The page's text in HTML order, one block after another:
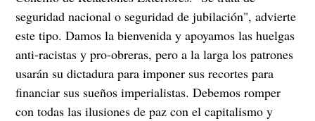
seguridad nacional o seguridad de jubilación", advierte
este tipo. Damos la bienvenida y apoyamos las huelgas
anti-racistas y pro-obreras, pero a la larga los patrones
usarán su dictadura para imponer sus recortes para
financiar sus sueños imperialistas. Debemos romper
con todas las ilusiones de paz con el capitalismo y